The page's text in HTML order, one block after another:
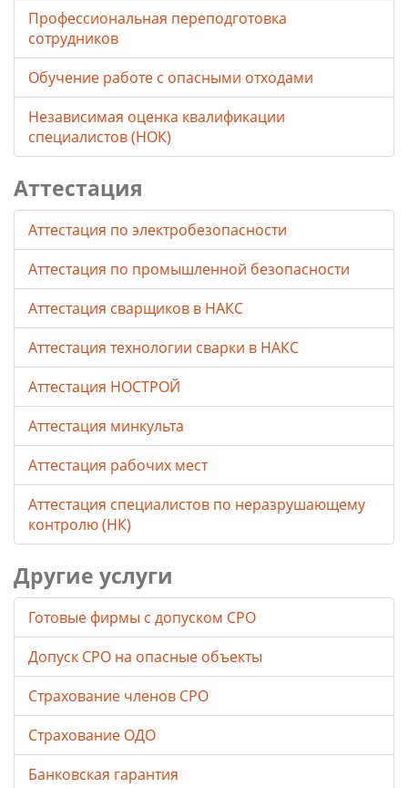
Профессиональная переподготовка
сотрудников
Обучение работе с опасными отходами
Независимая оценка квалификации
специалистов (НОК)
Аттестация
Аттестация по электробезопасности
Аттестация по промышленной безопасности
Аттестация сварщиков в НАКС
Аттестация технологии сварки в НАКС
Аттестация НОСТРОЙ
Аттестация минкульта
Аттестация рабочих мест
Аттестация специалистов по неразрушающему
контролю (НК)
Другие услуги
Готовые фирмы с допуском СРО
Допуск СРО на опасные объекты
Страхование членов СРО
Страхование ОДО
Банковская гарантия